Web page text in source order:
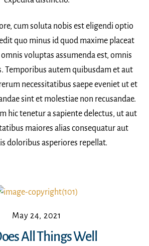
cum soluta nobis est eligendi optio
quo minus id quod maxime placeat
voluptas assumenda est, omnis
Temporibus autem quibusdam et aut
necessitatibus saepe eveniet ut et
sint et molestiae non recusandae.
hic tenetur a sapiente delectus, ut aut
maiores alias consequatur aut
doloribus asperiores repellat.
May 24, 2021
All Things Well